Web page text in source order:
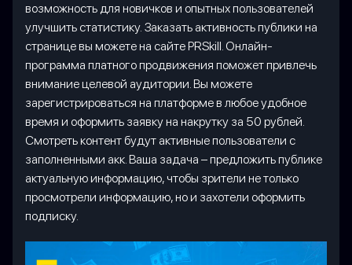
возможность для новичков и опытных пользователей
улучшить статистику. Заказать активность публики на
странице вы можете на сайте PRSkill. Онлайн-
программа платного продвижения поможет привлечь
внимание целевой аудитории. Вы можете
зарегистрироваться на платформе в любое удобное
время и оформить заявку на накрутку за 50 рублей.
Смотреть контент будут активные пользователи с
заполненными акк. Ваша задача – предложить публике
актуальную информацию, чтобы зрители не только
просмотрели информацию, но и захотели оформить
подписку.